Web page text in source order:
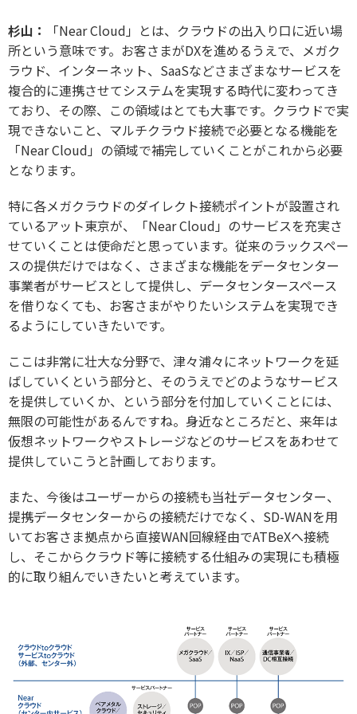
杉山：
「Near Cloud」とは、クラウドの出入り口に近い場
所という意味です。お客さまがDXを進めるうえで、メガク
ラウド、インターネット、SaaSなどさまざまなサービスを
複合的に連携させてシステムを実現する時代に変わってき
ており、その際、この領域はとても大事です。クラウドで実
現できないこと、マルチクラウド接続で必要となる機能を
「Near Cloud」の領域で補完していくことがこれから必要
となります。
特に各メガクラウドのダイレクト接続ポイントが設置され
ているアット東京が、「Near Cloud」のサービスを充実さ
せていくことは使命だと思っています。従来のラックスペー
スの提供だけではなく、さまざまな機能をデータセンター
事業者がサービスとして提供し、データセンタースペース
を借りなくても、お客さまがやりたいシステムを実現でき
るようにしていきたいです。
ここは非常に壮大な分野で、津々浦々にネットワークを延
ばしていくという部分と、そのうえでどのようなサービス
を提供していくか、という部分を付加していくことには、
無限の可能性があるんですね。身近なところだと、来年は
仮想ネットワークやストレージなどのサービスをあわせて
提供していこうと計画しております。
また、今後はユーザーからの接続も当社データセンター、
提携データセンターからの接続だけでなく、SD-WANを用
いてお客さま拠点から直接WAN回線経由でATBeXへ接続
し、そこからクラウド等に接続する仕組みの実現にも積極
的に取り組んでいきたいと考えています。